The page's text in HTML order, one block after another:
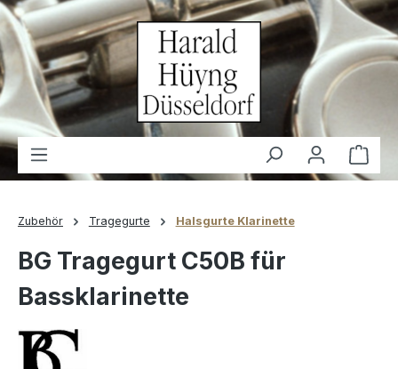
springen
Zubehör Tragegurte Halsgurte Klarinette
BG Tragegurt C50B für
Bassklarinette